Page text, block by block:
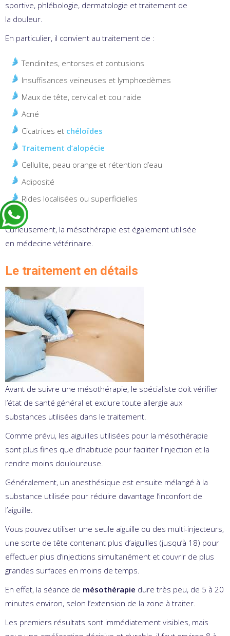
sportive, phlébologie, dermatologie et traitement de
la douleur.
En particulier, il convient au traitement de :
Tendinites, entorses et contusions
Insuffisances veineuses et lymphœdèmes
Maux de tête, cervical et cou raide
Acné
Cicatrices et chéloïdes
Traitement d’alopécie
Cellulite, peau orange et rétention d’eau
Adiposité
Rides localisées ou superficielles
Curieusement, la mésothérapie est également utilisée
en médecine vétérinaire.
Le traitement en détails
Avant de suivre une mésothérapie, le spécialiste doit vérifier
l’état de santé général et exclure toute allergie aux
substances utilisées dans le traitement.
Comme prévu, les aiguilles utilisées pour la mésothérapie
sont plus fines que d’habitude pour faciliter l’injection et la
rendre moins douloureuse.
Généralement, un anesthésique est ensuite mélangé à la
substance utilisée pour réduire davantage l’inconfort de
l’aiguille.
Vous pouvez utiliser une seule aiguille ou des multi-injecteurs,
une sorte de tête contenant plus d’aiguilles (jusqu’à 18) pour
effectuer plus d’injections simultanément et couvrir de plus
grandes surfaces en moins de temps.
En effet, la séance de mésothérapie dure très peu, de 5 à 20
minutes environ, selon l’extension de la zone à traiter.
Les premiers résultats sont immédiatement visibles, mais